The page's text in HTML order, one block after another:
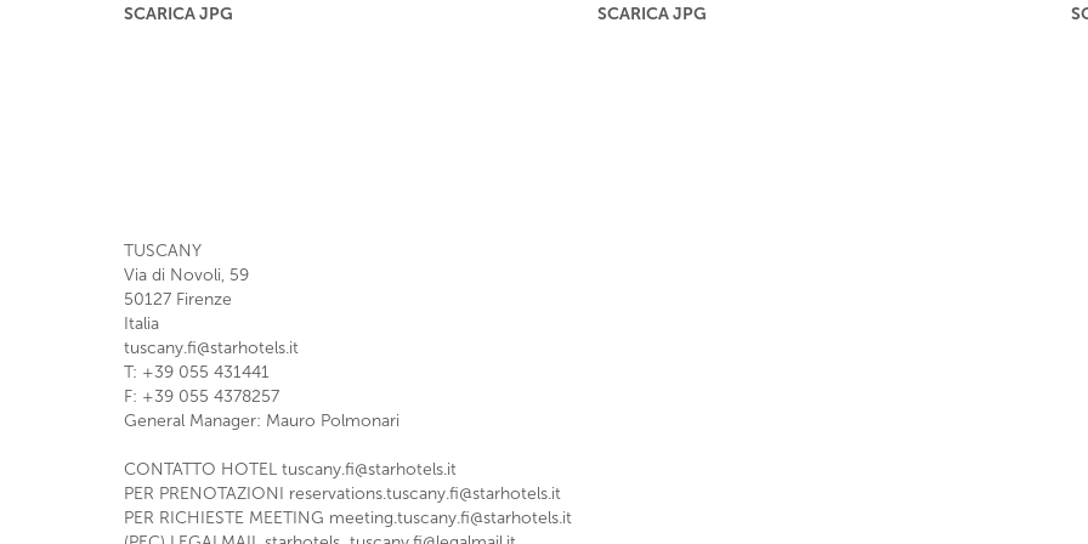
SCARICA JPG SCARICA JPG
TUSCANY
Via di Novoli, 59
50127 Firenze
Italia
tuscany.fi@starhotels.it
T: +39 055 431441
F: +39 055 4378257
General Manager: Mauro Polmonari
CONTATTO HOTEL tuscany.fi@starhotels.it
PER PRENOTAZIONI reservations.tuscany.fi@starhotels.it
PER RICHIESTE MEETING meeting.tuscany.fi@starhotels.it